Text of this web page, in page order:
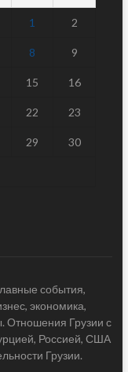
1 2
8 9
15 16
22 23
29 30
события,
экономика,
Отношения Грузии с
Россией, США
Грузии.